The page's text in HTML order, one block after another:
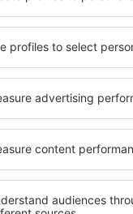
în Torino, astfel
nevoilor sale.
ȋnalte sau preferați
nostru puteți
buget! Selectați
de plată și
situate atât
mai departe de
pentru o vacanță
când doriţi să
care vi se potriveşte
o vacanţă sau